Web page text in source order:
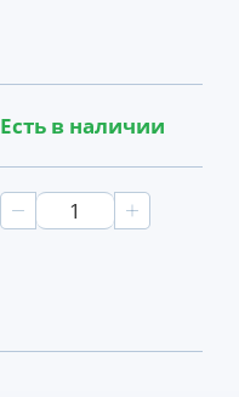
Есть в наличии